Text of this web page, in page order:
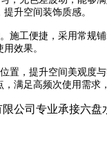
升空间装饰质感。
工便捷，采用常规
效果。
，提升空间美观度
满足高频次使用需求
司专业承接六盘